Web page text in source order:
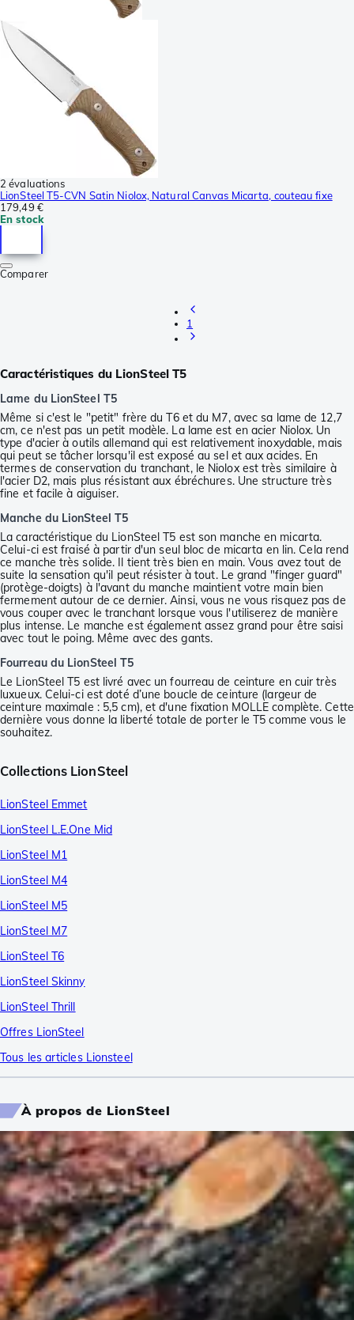
2 évaluations
LionSteel T5-CVN Satin Niolox, Natural Canvas Micarta, couteau fixe
179,49 €
En stock
Comparer
1
Caractéristiques du LionSteel T5
Lame du LionSteel T5
Même si c'est le "petit" frère du T6 et du M7, avec sa lame de 12,7
cm, ce n'est pas un petit modèle. La lame est en acier Niolox. Un
type d'acier à outils allemand qui est relativement inoxydable, mais
qui peut se tâcher lorsqu'il est exposé au sel et aux acides. En
termes de conservation du tranchant, le Niolox est très similaire à
l'acier D2, mais plus résistant aux ébréchures. Une structure très
fine et facile à aiguiser.
Manche du LionSteel T5
La caractéristique du LionSteel T5 est son manche en micarta.
Celui-ci est fraisé à partir d'un seul bloc de micarta en lin. Cela rend
ce manche très solide. Il tient très bien en main. Vous avez tout de
suite la sensation qu'il peut résister à tout. Le grand "finger guard"
(protège-doigts) à l'avant du manche maintient votre main bien
fermement autour de ce dernier. Ainsi, vous ne vous risquez pas de
vous couper avec le tranchant lorsque vous l'utiliserez de manière
plus intense. Le manche est également assez grand pour être saisi
avec tout le poing. Même avec des gants.
Fourreau du LionSteel T5
Le LionSteel T5 est livré avec un fourreau de ceinture en cuir très
luxueux. Celui-ci est doté d’une boucle de ceinture (largeur de
ceinture maximale : 5,5 cm), et d'une fixation MOLLE complète. Cette
dernière vous donne la liberté totale de porter le T5 comme vous le
souhaitez.
Collections LionSteel
LionSteel Emmet
LionSteel L.E.One Mid
LionSteel M1
LionSteel M4
LionSteel M5
LionSteel M7
LionSteel T6
LionSteel Skinny
LionSteel Thrill
Offres LionSteel
Tous les articles Lionsteel
À propos de LionSteel